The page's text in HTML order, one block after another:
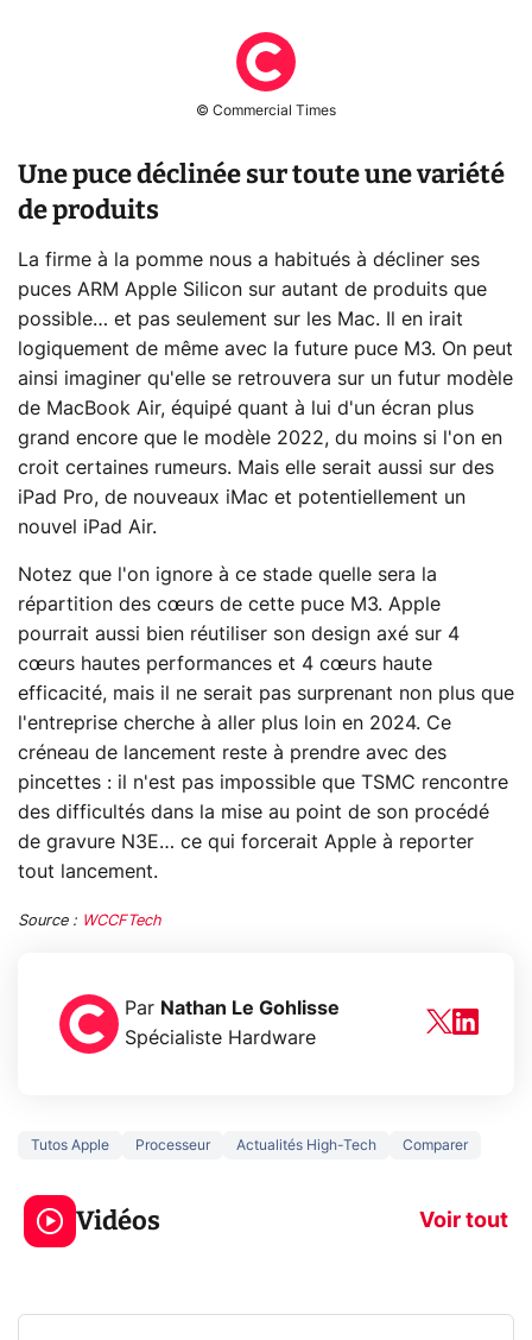
© Commercial Times
Une puce déclinée sur toute une variété
de produits
La firme à la pomme nous a habitués à décliner ses
puces ARM Apple Silicon sur autant de produits que
possible… et pas seulement sur les Mac. Il en irait
logiquement de même avec la future puce M3. On peut
ainsi imaginer qu'elle se retrouvera sur un futur modèle
de MacBook Air, équipé quant à lui d'un écran plus
grand encore que le modèle 2022, du moins si l'on en
croit certaines rumeurs. Mais elle serait aussi sur des
iPad Pro, de nouveaux iMac et potentiellement un
nouvel iPad Air.
Notez que l'on ignore à ce stade quelle sera la
répartition des cœurs de cette puce M3. Apple
pourrait aussi bien réutiliser son design axé sur 4
cœurs hautes performances et 4 cœurs haute
efficacité, mais il ne serait pas surprenant non plus que
l'entreprise cherche à aller plus loin en 2024. Ce
créneau de lancement reste à prendre avec des
pincettes : il n'est pas impossible que TSMC rencontre
des difficultés dans la mise au point de son procédé
de gravure N3E… ce qui forcerait Apple à reporter
tout lancement.
Source : WCCFTech
Par Nathan Le Gohlisse
Spécialiste Hardware
Tutos Apple Processeur Actualités High-Tech Comparer
Vidéos Voir tout
3 écrans en 1 pour
319€ ? Voici L'AOC
CQ32G4ZA !
5
prochaine